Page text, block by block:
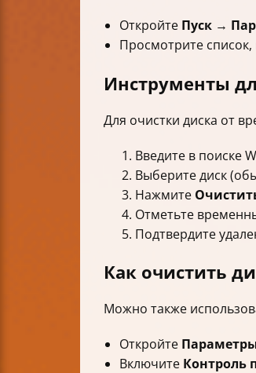
Откройте Пуск →
Просмотрите
Инструменты
Для очистки диска от
Введите в поиске
Выберите диск
Нажмите
Отметьте
Подтвердите
Как очистить
Можно также
Откройте
Включите Контроль